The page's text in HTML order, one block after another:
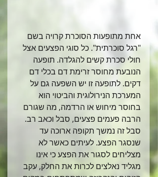
אחת מתופעות הסוכרת קרויה בשם
"רגל סוכרתית". כל סוגי הפצעים אצל
חולי סכרת קשים להגלדה. תופעה
הנובעת מחוסר זרימת דם בכלי דם
דקים. לתופעה זו יש השפעה גם על
המערכת הנירולוגית והביטוי הוא
בחוסר מיחוש או הרדמה, מה שגורם
הרבה פעמים פצעים, סבל וכאב רב.
סבל זה נמשך תקופה ארוכה עד
שנסגר הפצע. לעיתים כאשר לא
מצליחים לסגור את הפצע כי אינו
מגליד נאלצים לכרות את החלק, עקב